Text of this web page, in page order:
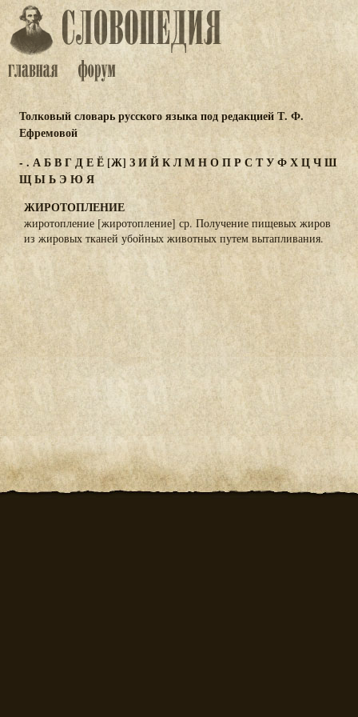
Толковый словарь русского языка под редакцией Т. Ф.
Ефремовой
- . АБВГДЕЁ [Ж] ЗИЙКЛМНОПРС ТУФХЦЧШ
ЩЫЬЭ ЮЯ
ЖИРОТОПЛЕНИЕ
жиротопление [жиротопление] ср. Получение пищевых жиров
из жировых тканей убойных животных путем вытапливания.